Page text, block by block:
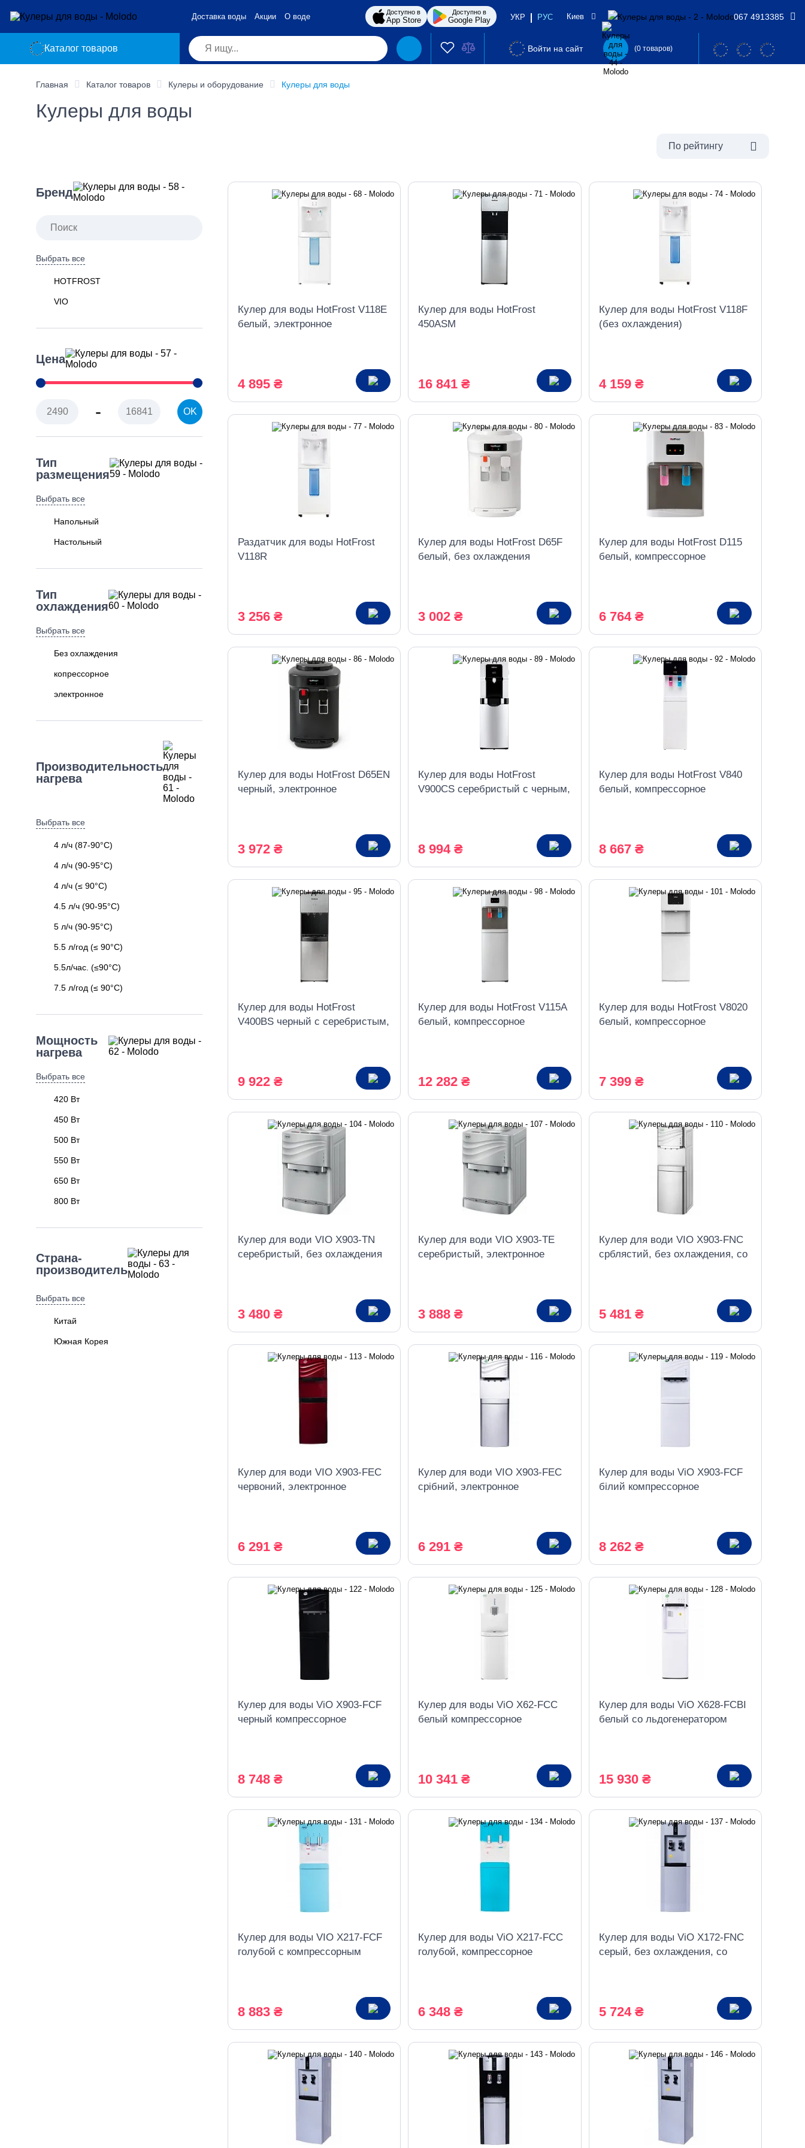
Доставка воды Акции О воде Доступно в
App Store
Доступно в
Google Play УКР РУС Киев 067 4913385
Каталог товаров Войти на сайт (0 товаров)
Главная Каталог товаров Кулеры и оборудование Кулеры для воды
Кулеры для воды
Цена
- OK
Бренд
Выбрать все
HOTFROST
VIO
Тип
размещения
Выбрать все
Напольный
Настольный
Тип
охлаждения
Выбрать все
Без охлаждения
копрессорное
электронное
Производительность
нагрева
Выбрать все
4 л/ч (87-90°C)
4 л/ч (90-95°C)
4 л/ч (≤ 90°C)
4.5 л/ч (90-95°C)
5 л/ч (90-95°C)
5.5 л/год (≤ 90°C)
5.5л/час. (≤90°C)
7.5 л/год (≤ 90°C)
Мощность
нагрева
Выбрать все
420 Вт
450 Вт
500 Вт
550 Вт
650 Вт
800 Вт
Страна-
производитель
Выбрать все
Китай
Южная Корея
По рейтингу
Кулер для воды HotFrost V118E
белый, электронное
4 895 ₴
Кулер для воды HotFrost
450ASM
16 841 ₴
Кулер для воды HotFrost V118F
(без охлаждения)
4 159 ₴
Раздатчик для воды HotFrost
V118R
3 256 ₴
Кулер для воды HotFrost D65F
белый, без охлаждения
3 002 ₴
Кулер для воды HotFrost D115
белый, компрессорное
6 764 ₴
Кулер для воды HotFrost D65EN
черный, электронное
3 972 ₴
Кулер для воды HotFrost
V900CS серебристый с черным,
8 994 ₴
Кулер для воды HotFrost V840
белый, компрессорное
8 667 ₴
Кулер для воды HotFrost
V400BS черный с серебристым,
9 922 ₴
Кулер для воды HotFrost V115A
белый, компрессорное
12 282 ₴
Кулер для воды HotFrost V8020
белый, компрессорное
7 399 ₴
Кулер для води VIO X903-TN
серебристый, без охлаждения
3 480 ₴
Кулер для води VIO X903-TE
серебристый, электронное
3 888 ₴
Кулер для води VIO X903-FNC
срблястий, без охлаждения, со
5 481 ₴
Кулер для води VIO X903-FEC
червоний, электронное
6 291 ₴
Кулер для води VIO X903-FEC
срібний, электронное
6 291 ₴
Кулер для воды ViO X903-FCF
білий компрессорное
8 262 ₴
Кулер для воды ViO X903-FCF
черный компрессорное
8 748 ₴
Кулер для воды ViO X62-FCC
белый компрессорное
10 341 ₴
Кулер для воды ViO X628-FCBI
белый со льдогенератором
15 930 ₴
Кулер для воды VIO Х217-FCF
голубой с компрессорным
8 883 ₴
Кулер для воды ViO X217-FCC
голубой, компрессорное
6 348 ₴
Кулер для воды ViO X172-FNC
серый, без охлаждения, со
5 724 ₴